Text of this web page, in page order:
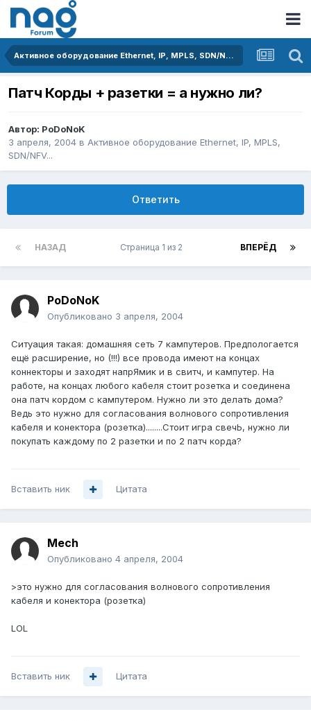
Активное оборудование Ethernet, IP, MPLS, SDN/NFV...
Патч Корды + разетки = а нужно ли?
Автор: PoDoNoK
3 апреля, 2004 в Активное оборудование Ethernet, IP, MPLS,
SDN/NFV...
Ответить
НАЗАД ВПЕРЁД
Страница 1 из 2
PoDoNoK
Опубликовано 3 апреля, 2004
Ситуация такая: домашняя сеть 7 кампутеров. Предпологается
ещё расширение, но (!!!) все провода имеют на концах
коннекторы и заходят напрЯмик и в свитч, и кампутер. На
работе, на концах любого кабеля стоит розетка и соединена
она патч кордом с кампутером. Нужно ли это делать дома?
Ведь это нужно для согласования волнового сопротивления
кабеля и конектора (розетка)........Стоит игра свечЬ, нужно ли
покупать каждому по 2 разетки и по 2 патч корда?
Вставить ник Цитата
Mech
Опубликовано 4 апреля, 2004
>это нужно для согласования волнового сопротивления
кабеля и конектора (розетка)
LOL
Вставить ник Цитата